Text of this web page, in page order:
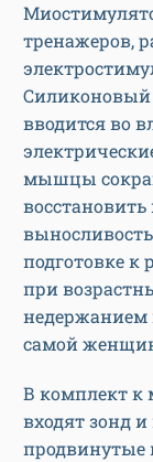
тренажеров,
Силиконовый
вводится во
мышцы
восстановить
подготовке к
при
самой
В комплект к
входят зонд и
продвинутые